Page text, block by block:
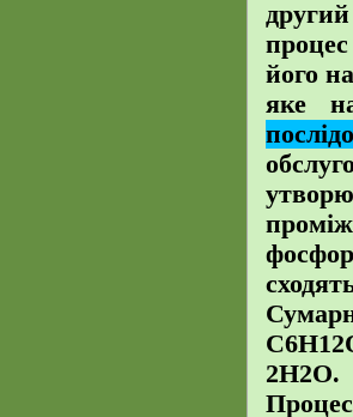
його
яке
2Н2О.